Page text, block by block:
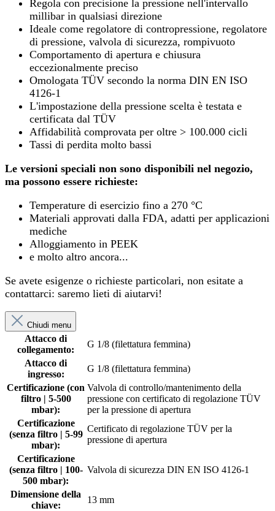
Regola con precisione la pressione nell'intervallo
millibar in qualsiasi direzione
Ideale come regolatore di contropressione, regolatore
di pressione, valvola di sicurezza, rompivuoto
Comportamento di apertura e chiusura
eccezionalmente preciso
Omologata TÜV secondo la norma DIN EN ISO
4126-1
L'impostazione della pressione scelta è testata e
certificata dal TÜV
Affidabilità comprovata per oltre > 100.000 cicli
Tassi di perdita molto bassi
Le versioni speciali non sono disponibili nel negozio,
ma possono essere richieste:
Temperature di esercizio fino a 270 °C
Materiali approvati dalla FDA, adatti per applicazioni
mediche
Alloggiamento in PEEK
e molto altro ancora...
Se avete esigenze o richieste particolari, non esitate a
contattarci: saremo lieti di aiutarvi!
Chiudi menu
Attacco di
collegamento:
G 1/8 (filettatura femmina)
Attacco di
ingresso:
G 1/8 (filettatura femmina)
Certificazione (con
filtro | 5-500
mbar):
Valvola di controllo/mantenimento della
pressione con certificato di regolazione TÜV
per la pressione di apertura
Certificazione
(senza filtro | 5-99
mbar):
Certificato di regolazione TÜV per la
pressione di apertura
Certificazione
(senza filtro | 100-
500 mbar):
Valvola di sicurezza DIN EN ISO 4126-1
Dimensione della
chiave:
13 mm